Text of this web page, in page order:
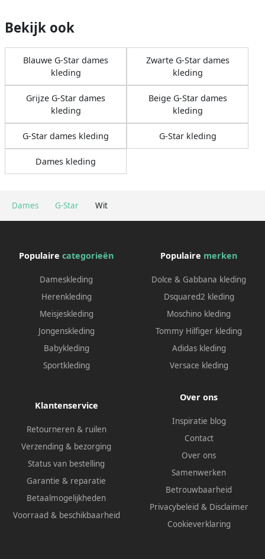
Dames G-Star Wit
Bekijk ook
Blauwe G-Star dames
kleding
Zwarte G-Star dames
kleding
Grijze G-Star dames
kleding
Beige G-Star dames
kleding
G-Star dames kleding G-Star kleding
Dames kleding
Populaire categorieën
Dameskleding
Herenkleding
Meisjeskleding
Jongenskleding
Babykleding
Sportkleding
Populaire merken
Dolce & Gabbana kleding
Dsquared2 kleding
Moschino kleding
Tommy Hilfiger kleding
Adidas kleding
Versace kleding
Klantenservice
Retourneren & ruilen
Verzending & bezorging
Status van bestelling
Garantie & reparatie
Betaalmogelijkheden
Voorraad & beschikbaarheid
Over ons
Inspiratie blog
Contact
Over ons
Samenwerken
Betrouwbaarheid
Privacybeleid & Disclaimer
Cookieverklaring